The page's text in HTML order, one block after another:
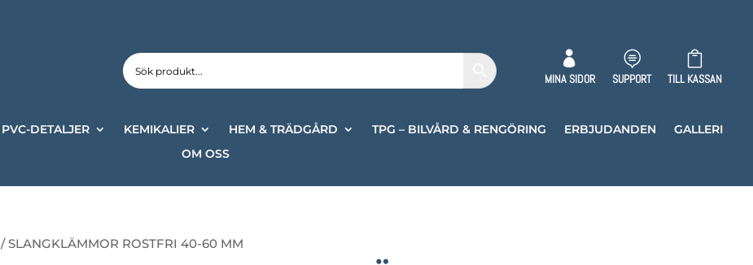

MINA SIDOR

SUPPORT

TILL KASSAN
PVC-DETALJER KEMIKALIER HEM & TRÄDGÅRD TPG – BILVÅRD & RENGÖRING ERBJUDANDEN
GALLERI
OM OSS
/ SLANGKLÄMMOR ROSTFRI 40-60 MM